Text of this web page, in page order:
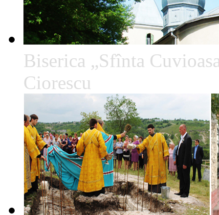
Biserica „Sfînta
Ciorescu